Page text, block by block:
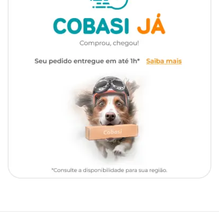
Blue
Unissex
Super Blue Premium com preçoespecial.
Medidas aproximadas
Área de absorção:73 cm x 50 cm.
Celulose, gel, polietileno, filtro, papel, fragrancia e fita adesiva.
Tapete Higiênico Blue: modo de usar
O Tapete Higiênico Blue é muito fácil de usar. Confira o passo a